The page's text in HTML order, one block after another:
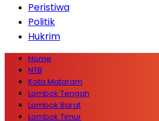
Peristiwa
Politik
Hukrim
Home
NTB
Kota Mataram
Lombok Tengah
Lombok Barat
Lombok Timur